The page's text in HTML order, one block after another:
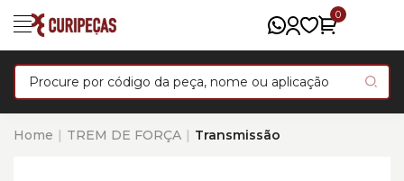
0
Home TREM DE FORÇA Transmissão